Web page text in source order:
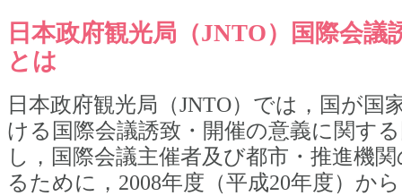
日本政府観光局（JNTO）国際会議
とは
日本政府観光局（JNTO）では，国が国
ける国際会議誘致・開催の意義に関す
し，国際会議主催者及び都市・推進機
るために，2008年度（平成20年度）か